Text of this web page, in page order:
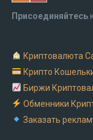
Присоединяйтесь
Криптовалюта
Крипто
Биржи
Обменники
Заказать